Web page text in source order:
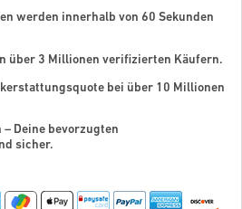
werden innerhalb von 60 Sekunden
über 3 Millionen verifizierten Käufern.
bei über 10 Millionen
Deine bevorzugten
sicher.